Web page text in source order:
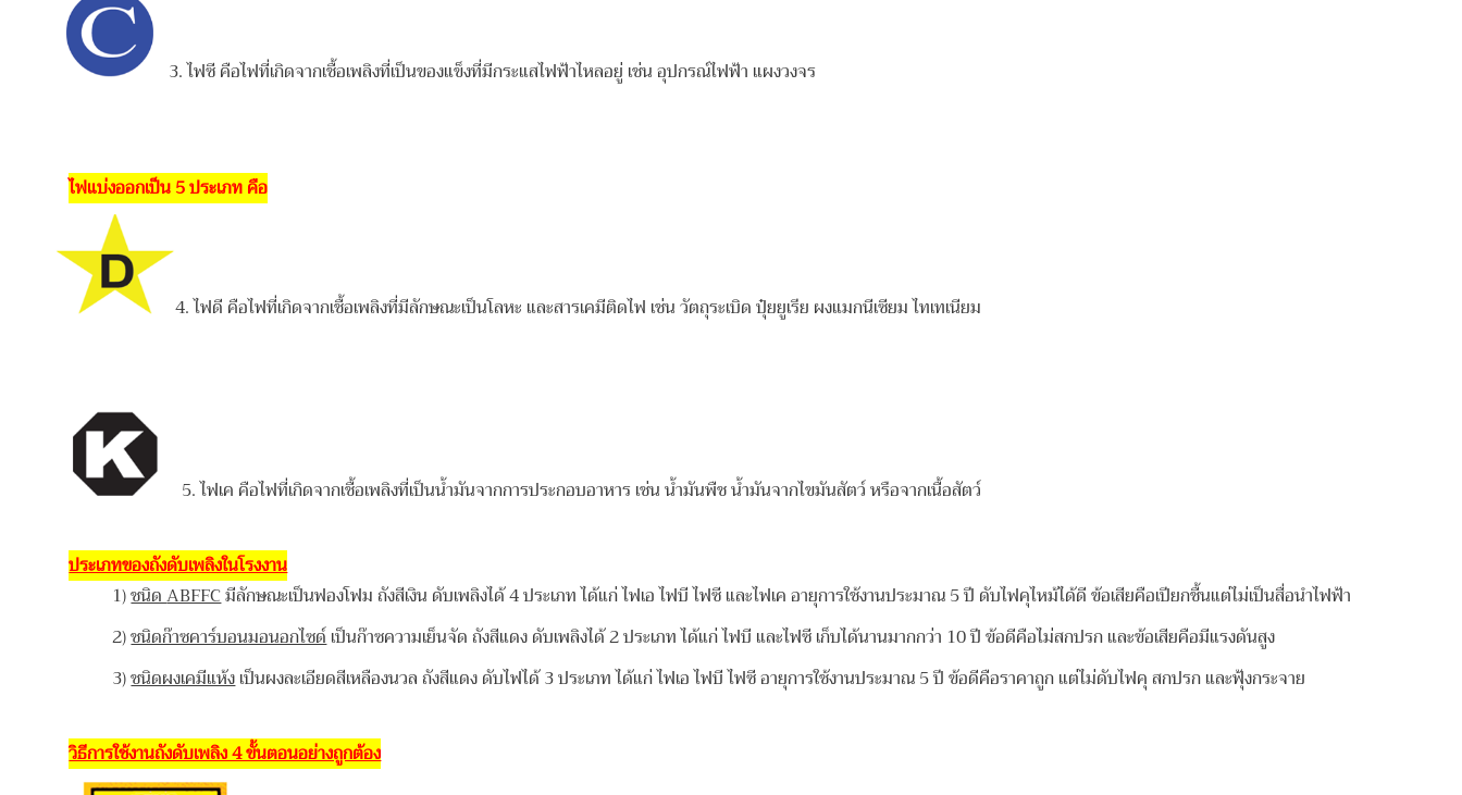
3. ไฟซี คือไฟที่เกิดจากเชื้อเพลิงที่เป็นของแข็งที่มีกระแสไฟฟ้าไหลอยู่ เช่น อุปกรณ์ไฟฟ้า แผงวงจร
ไฟแบ่งออกเป็น 5 ประเภท คือ
4. ไฟดี คือไฟที่เกิดจากเชื้อเพลิงที่มีลักษณะเป็นโลหะ และสารเคมีติดไฟ เช่น วัตถุระเบิด ปุ๋ยยูเรีย ผงแมกนีเซียม ไทเทเนียม
5. ไฟเค คือไฟที่เกิดจากเชื้อเพลิงที่เป็นน้ำมันจากการประกอบอาหาร เช่น น้ำมันพืช น้ำมันจากไขมันสัตว์ หรือจากเนื้อสัตว์
ประเภทของถังดับเพลิงในโรงงาน
1)ชนิดABFFCมีลักษณะเป็นฟองโฟม ถังสีเงิน ดับเพลิงได้ 4 ประเภท ได้แก่ ไฟเอ ไฟบี ไฟซี และไฟเค อายุการใช้งานประมาณ 5 ปี ดับไฟคุไหม้ได้ดี ข้อเสียคือเปียกชื้นแต่ไม่เป็นสื่อนำไฟฟ้า
2)ชนิดก๊าซคาร์บอนมอนอกไซด์เป็นก๊าซความเย็นจัด ถังสีแดง ดับเพลิงได้ 2 ประเภท ได้แก่ ไฟบี และไฟซี เก็บได้นานมากกว่า 10 ปี ข้อดีคือไม่สกปรก และข้อเสียคือมีแรงดันสูง
3)ชนิดผงเคมีแห้งเป็นผงละเอียดสีเหลืองนวล ถังสีแดง ดับไฟได้ 3 ประเภท ได้แก่ ไฟเอ ไฟบี ไฟซี อายุการใช้งานประมาณ 5 ปี ข้อดีคือราคาถูก แต่ไม่ดับไฟคุ สกปรก และฟุ้งกระจาย
วิธีการใช้งานถังดับเพลิง 4 ขั้นตอนอย่างถูกต้อง